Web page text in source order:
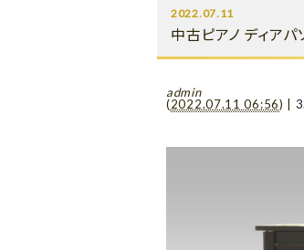
2022.07.11
中古ピアノ ディア
admin
(2022.07.11 06:56)